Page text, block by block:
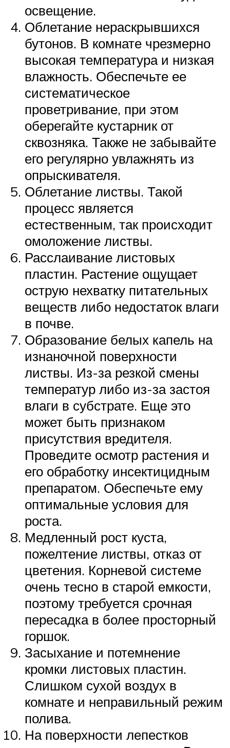
освещение.
Облетание нераскрывшихся
бутонов. В комнате чрезмерно
высокая температура и низкая
влажность. Обеспечьте ее
систематическое
проветривание, при этом
оберегайте кустарник от
сквозняка. Также не забывайте
его регулярно увлажнять из
опрыскивателя.
Облетание листвы. Такой
процесс является
естественным, так происходит
омоложение листвы.
Расслаивание листовых
пластин. Растение ощущает
острую нехватку питательных
веществ либо недостаток влаги
в почве.
Образование белых капель на
изнаночной поверхности
листвы. Из-за резкой смены
температур либо из-за застоя
влаги в субстрате. Еще это
может быть признаком
присутствия вредителя.
Проведите осмотр растения и
его обработку инсектицидным
препаратом. Обеспечьте ему
оптимальные условия для
роста.
Медленный рост куста,
пожелтение листвы, отказ от
цветения. Корневой системе
очень тесно в старой емкости,
поэтому требуется срочная
пересадка в более просторный
горшок.
Засыхание и потемнение
кромки листовых пластин.
Слишком сухой воздух в
комнате и неправильный режим
полива.
На поверхности лепестков